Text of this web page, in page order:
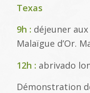
Texas
9h : déjeuner
Malaïgue d’Or.
12h : abrivado
Démonstration